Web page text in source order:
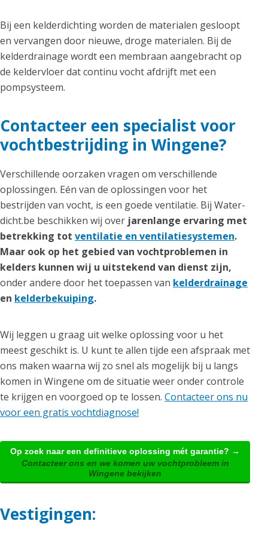
Bij een kelderdichting worden de materialen gesloopt
en vervangen door nieuwe, droge materialen. Bij de
kelderdrainage wordt een membraan aangebracht op
de keldervloer dat continu vocht afdrijft met een
pompsysteem.
Contacteer een specialist voor
vochtbestrijding in Wingene?
Verschillende oorzaken vragen om verschillende
oplossingen. Eén van de oplossingen voor het
bestrijden van vocht, is een goede ventilatie. Bij Water-
dicht.be beschikken wij over jarenlange ervaring met
betrekking tot ventilatie en ventilatiesystemen.
Maar ook op het gebied van vochtproblemen in
kelders kunnen wij u uitstekend van dienst zijn,
onder andere door het toepassen van kelderdrainage
en kelderbekuiping.
Wij leggen u graag uit welke oplossing voor u het
meest geschikt is. U kunt te allen tijde een afspraak met
ons maken waarna wij zo snel als mogelijk bij u langs
komen in Wingene om de situatie weer onder controle
te krijgen en voorgoed op te lossen. Contacteer ons nu
voor een gratis vochtdiagnose!
Op zoek naar een definitieve oplossing mét garantie? →
Contacteer ons en we komen uw vochtprobleem in
Wingene bekijken
Vestigingen: